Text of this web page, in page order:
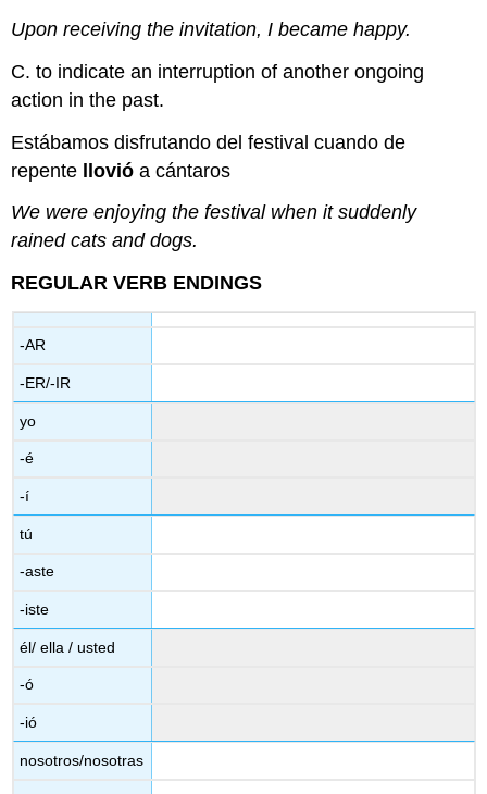
Upon receiving the invitation, I became happy.
C. to indicate an interruption of another ongoing
action in the past.
Estábamos disfrutando del festival cuando de
repente llovió a cántaros
We were enjoying the festival when it suddenly
rained cats and dogs.
REGULAR VERB ENDINGS
-AR
-ER/-IR
yo
-é
-í
tú
-aste
-iste
él/ ella / usted
-ó
-ió
nosotros/nosotras